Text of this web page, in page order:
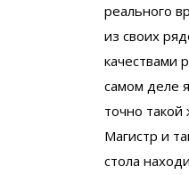
реального
из своих
качествами
самом деле
точно
Магистр и
стола